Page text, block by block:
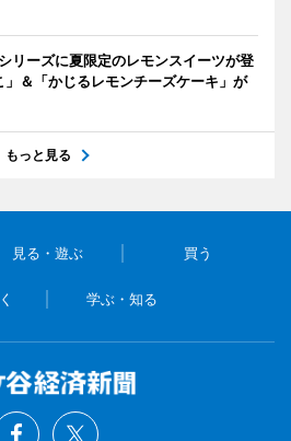
リーズに夏限定のレモンスイーツが登
＆「かじるレモンチーズケーキ」が
もっと見る
見る・遊ぶ 買う
学ぶ・知る